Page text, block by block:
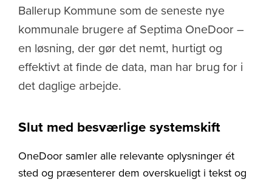
Ballerup Kommune som de seneste nye
kommunale brugere af Septima OneDoor –
en løsning, der gør det nemt, hurtigt og
effektivt at finde de data, man har brug for i
det daglige arbejde.
Slut med besværlige systemskift
OneDoor samler alle relevante oplysninger ét
sted og præsenterer dem overskueligt i tekst og